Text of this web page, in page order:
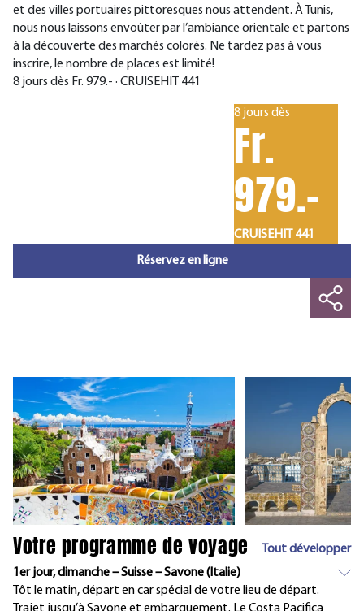
et des villes portuaires pittoresques nous attendent. À Tunis,
nous nous laissons envoûter par l’ambiance orientale et partons
à la découverte des marchés colorés. Ne tardez pas à vous
inscrire, le nombre de places est limité!
8 jours dès Fr. 979.- · CRUISEHIT 441
8 jours dès
Fr.
979.-
CRUISEHIT 441
Réservez en ligne
Votre programme de voyage
Tout développer
1er jour, dimanche – Suisse – Savone (Italie)
Tôt le matin, départ en car spécial de votre lieu de départ.
Trajet jusqu’à Savone et embarquement. Le Costa Pacifica